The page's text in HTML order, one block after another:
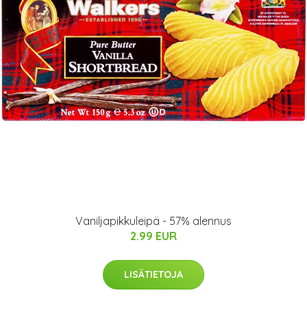
Vaniljapikkuleipä - 57% alennus
2.99 EUR
LISÄTIETOJA